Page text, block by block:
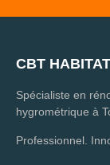
CBT HABITAT
Spécialiste en
hygrométrique à
Professionnel.